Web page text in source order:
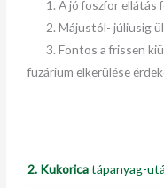
1. A jó foszfor ellátás
2. Májustól- júliusig
3. Fontos a frissen
fuzárium elkerülése
2. Kukoricatápanyag-